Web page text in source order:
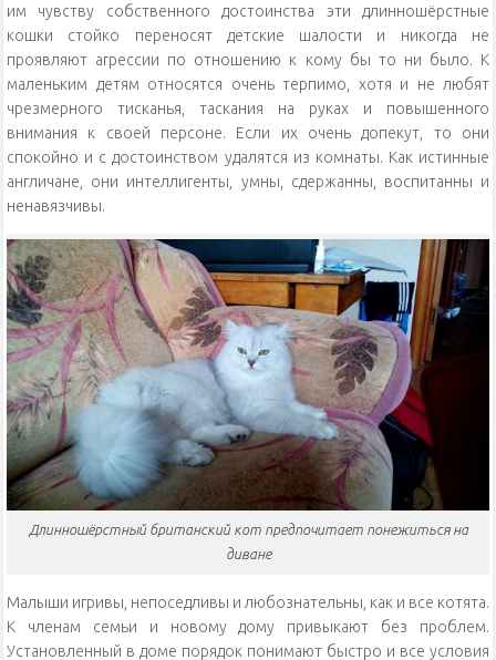
им чувству собственного достоинства эти длинношёрстные
кошки стойко переносят детские шалости и никогда не
проявляют агрессии по отношению к кому бы то ни было. К
маленьким детям относятся очень терпимо, хотя и не любят
чрезмерного тисканья, таскания на руках и повышенного
внимания к своей персоне. Если их очень допекут, то они
спокойно и с достоинством удалятся из комнаты. Как истинные
англичане, они интеллигенты, умны, сдержанны, воспитанны и
ненавязчивы.
Длинношёрстный британский кот предпочитает понежиться на
диване
Малыши игривы, непоседливы и любознательны, как и все котята.
К членам семьи и новому дому привыкают без проблем.
Установленный в доме порядок понимают быстро и все условия